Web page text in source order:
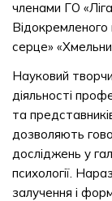
членами ГО
Відокремленого
серце»
Науковий
діяльності
та
дозволяють
досліджень у
психології.
залучення і